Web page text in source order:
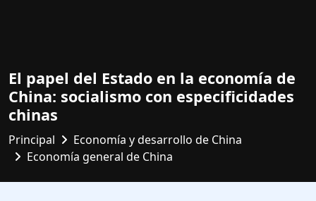
El papel del Estado en la economía de
China: socialismo con especificidades
chinas
Principal
Economía y desarrollo de China
Economía general de China